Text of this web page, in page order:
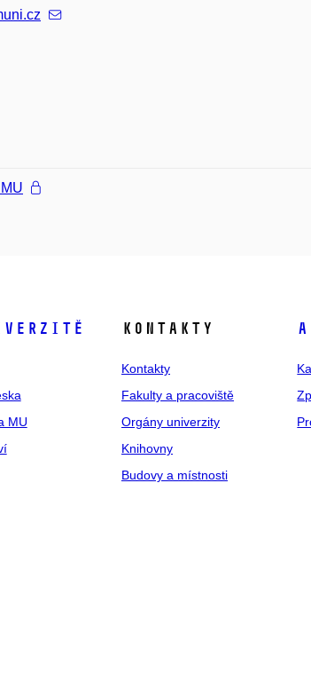
MU
MU
Kontakty
Kontakty
Fakulty a pracoviště
Orgány univerzity
Knihovny
Budovy a místnosti